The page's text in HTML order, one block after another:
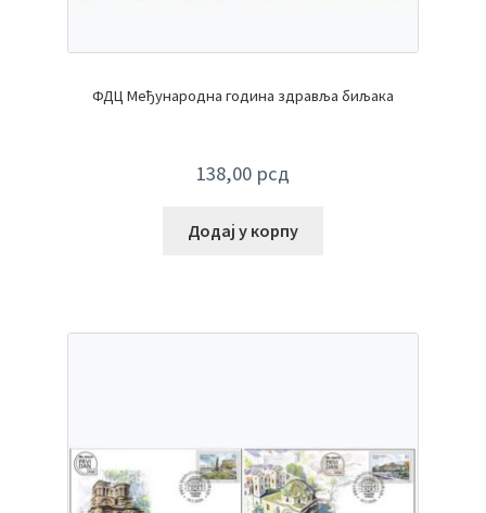
ФДЦ Међународна година здравља биљака
138,00 рсд
Додај у корпу